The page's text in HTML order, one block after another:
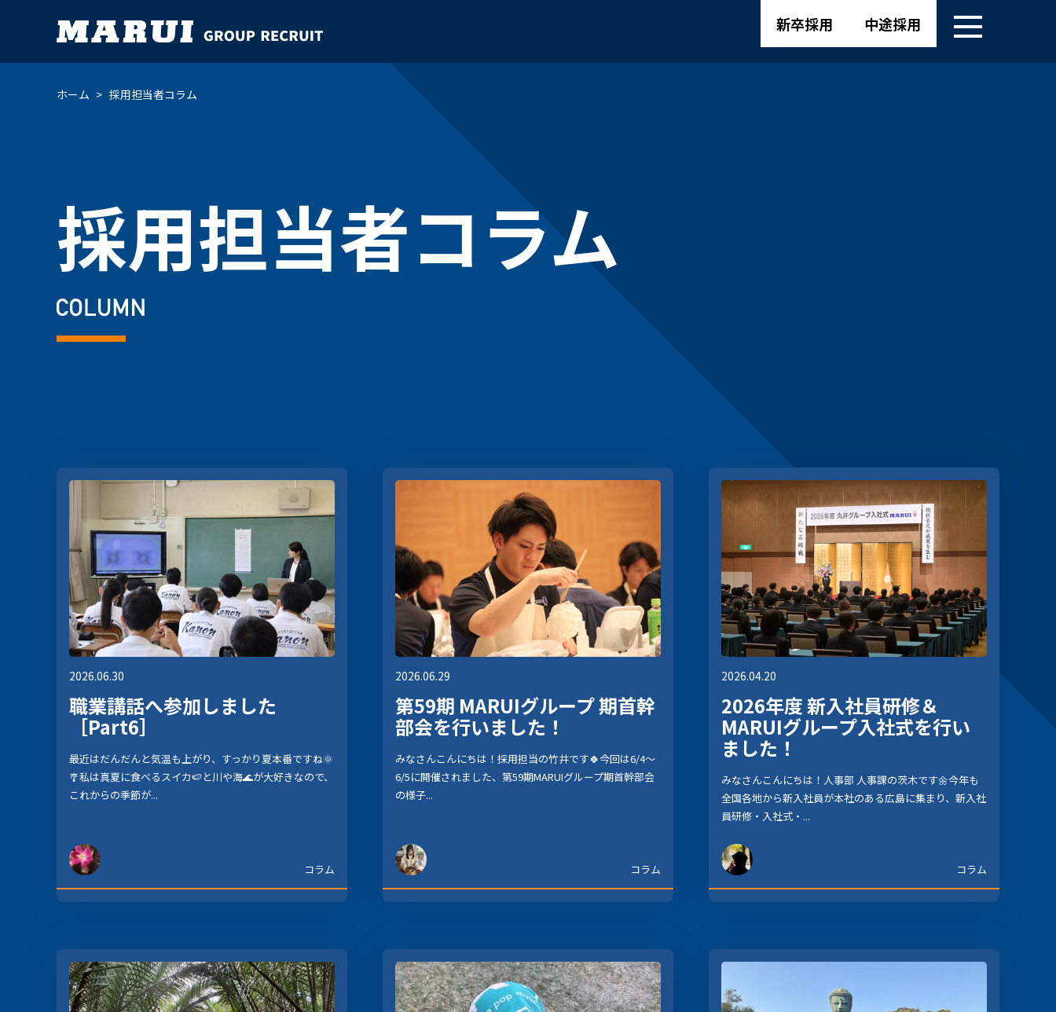
新卒採用 中途採用
歴史・沿革
社員インタビュー
新卒採用
中途採用
ホーム 採用担当者コラム
採用担当者コラム
2026.06.30
職業講話へ参加しました
［Part6］
最近はだんだんと気温も上がり、すっかり夏本番ですね🌞
🎐私は真夏に食べるスイカ🍉と川や海🌊が大好きなので、
これからの季節が...
コラム
2026.06.29
第59期 MARUIグループ 期首幹
部会を行いました！
みなさんこんにちは！採用担当の竹井です🍀今回は6/4～
6/5に開催されました、第59期MARUIグループ期首幹部会
の様子...
コラム
2026.04.20
2026年度 新入社員研修＆
MARUIグループ入社式を行い
ました！
みなさんこんにちは！人事部 人事課の茨木です🌼今年も
全国各地から新入社員が本社のある広島に集まり、新入社
員研修・入社式・...
コラム